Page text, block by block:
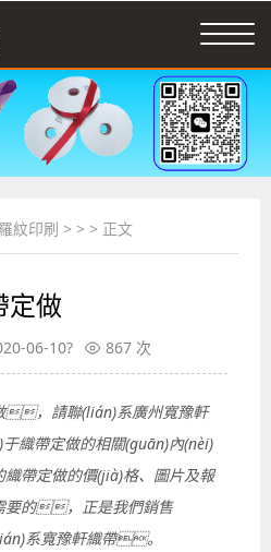
羅紋印刷 > > > 正文
定做
06-10? 867 次
，請聯(lián)系廣州寬豫軒
織帶定做的相關(guān)內(nèi)
定做的價(jià)格、圖片及報
的，正是我們銷售
系寬豫軒織帶。